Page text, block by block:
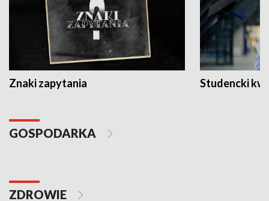
Znaki zapytania Studencki
GOSPODARKA
ZDROWIE